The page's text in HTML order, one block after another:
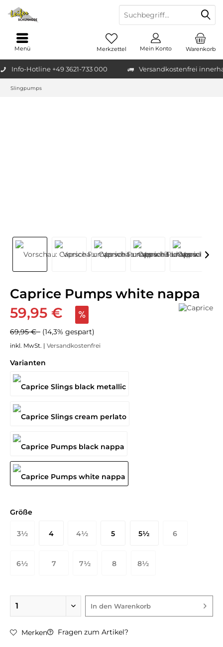
Info-Hotline +49 3621-733 000 Versandkostenfrei
Warenkorb
Merkzettel Mein Konto
Menü
Slingpumps
Caprice Pumps white nappa
59,95 €
69,95 € (14,3% gespart)
inkl. MwSt. | Versandkostenfrei
Varianten
Größe
3½ 4 4½ 5 5½ 6
6½ 7 7½ 8 8½
In den Warenkorb
Merken Fragen zum Artikel?